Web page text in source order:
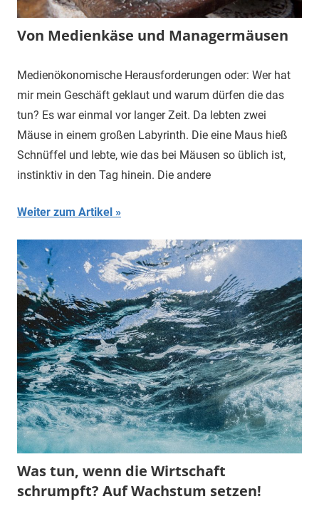
Von Medienkäse und Managermäusen
Medienökonomische Herausforderungen oder: Wer hat
mir mein Geschäft geklaut und warum dürfen die das
tun? Es war einmal vor langer Zeit. Da lebten zwei
Mäuse in einem großen Labyrinth. Die eine Maus hieß
Schnüffel und lebte, wie das bei Mäusen so üblich ist,
instinktiv in den Tag hinein. Die andere
Weiter zum Artikel
Was tun, wenn die Wirtschaft
schrumpft? Auf Wachstum setzen!